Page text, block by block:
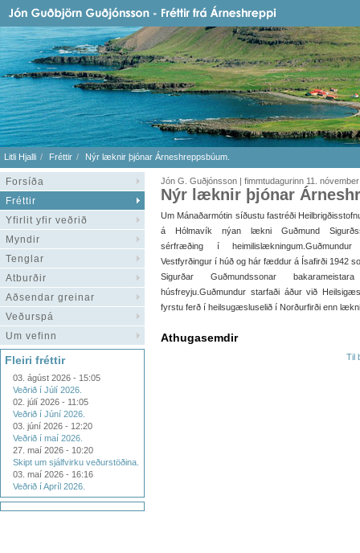
Litli Hjalli Fréttir Nýr læknir þjónar Árneshreppsbúum.
Forsíða
Fréttir
Yfirlit yfir veðrið
Myndir
Tenglar
Atburðir
Aðsendar greinar
Veðurspá
Um vefinn
Fleiri fréttir
03. ágúst 2026 - 15:05
Veðrið í Júlí 2026.
02. júlí 2026 - 11:05
Veðrið í Júní 2026.
03. júní 2026 - 12:20
Veðrið í maí 2026.
27. maí 2026 - 10:20
Skipt um sjálfvirku veðurstöðina.
03. maí 2026 - 16:16
Veðrið í Apríl 2026.
Jón G. Guðjónsson | fimmtudagurinn 11.
Nýr læknir þjónar
Um Mánaðarmótin síðustu fastréði
á Hólmavík nýan lækni Guðmund
sérfræðing í
Vestfyrðingur í húð og hár fæddur á Ísafirði 1942
Sigurðar Guðmundssonar
húsfreyju.Guðmundur starfaði áður við
fyrstu ferð í heilsugæsluselið í Norðurfirði enn
Athugasemdir
Til